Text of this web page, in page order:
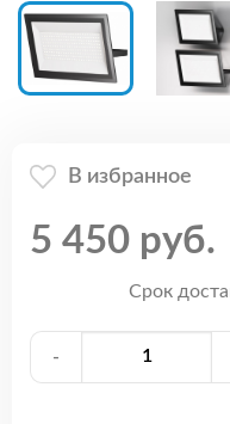
В избранное
5 450 руб.
Срок
-